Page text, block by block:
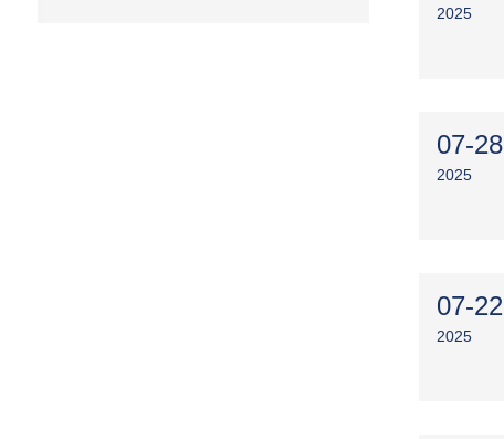
2025
07-28
2025
07-22
2025